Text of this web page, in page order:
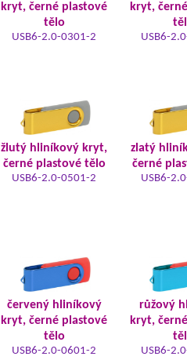
kryt, černé plastové
tělo
USB6-2.0-0301-2
kryt,
USB6-
žlutý hliníkový kryt,
černé plastové tělo
USB6-2.0-0501-2
zlatý
černé
USB6-
červený hliníkový
kryt, černé plastové
tělo
USB6-2.0-0601-2
růžový
kryt,
USB6-